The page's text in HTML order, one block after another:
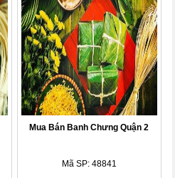
Mua Bán Banh Chưng Quận 2
Mã SP: 48841